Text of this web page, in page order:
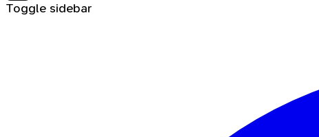
Toggle sidebar